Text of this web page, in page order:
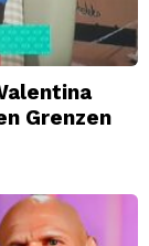
Grenzen